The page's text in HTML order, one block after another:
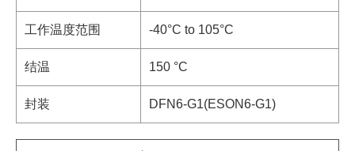
工作温度范围 -40°C to 105°C
结温 150 °C
封装 DFN6-G1(ESON6-G1)